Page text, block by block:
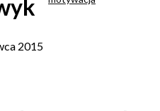
2015